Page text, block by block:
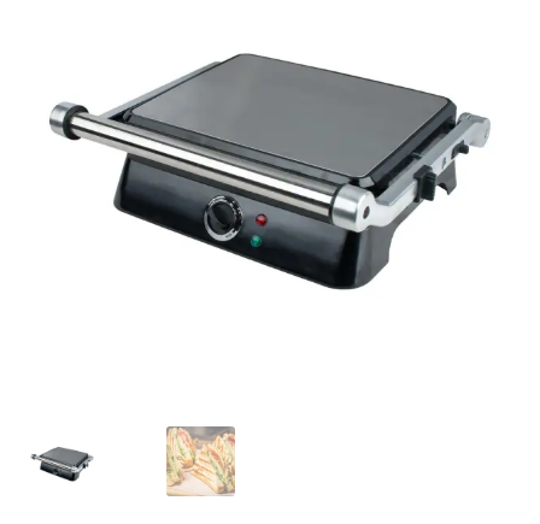
Рекламации и замена на производ
Сите производи
Услови за користење